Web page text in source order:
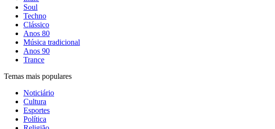
Soul
Techno
Clássico
Anos 80
Música tradicional
Anos 90
Trance
Temas mais populares
Noticiário
Cultura
Esportes
Política